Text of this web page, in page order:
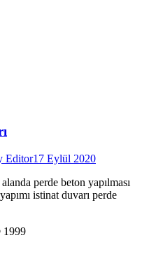
Editor17 Eylül 2020
perde beton yapılması
istinat duvarı perde
1999